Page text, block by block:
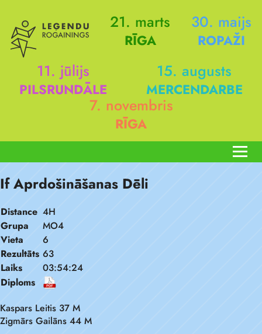
21. marts
RĪGA
30. maijs
ROPAŽI
11. jūlijs
PILSRUNDĀLE
15. augusts
MERCENDARBE
7. novembris
RĪGA
If Aprdošināšanas Dēli
Distance 4H
Grupa
MO4
Vieta
6
Rezultāts 63
Laiks
03:54:24
Diploms
Kaspars Leitis 37 M
Zigmārs Gailāns 44 M